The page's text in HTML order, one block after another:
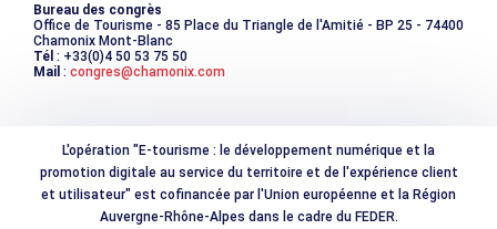
Bureau des congrès
Office de Tourisme - 85 Place du Triangle de l'Amitié - BP 25 - 74400
Chamonix Mont-Blanc
Tél : +33(0)4 50 53 75 50
Mail : congres@chamonix.com
L'opération "E-tourisme : le développement numérique et la
promotion digitale au service du territoire et de l'expérience client
et utilisateur" est cofinancée par l'Union européenne et la Région
Auvergne-Rhône-Alpes dans le cadre du FEDER.